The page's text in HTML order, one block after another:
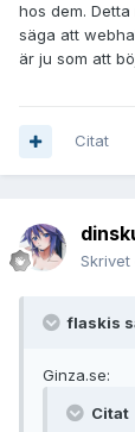
hos dem.
säga att
är ju som att
Citat
Skrivet
flaskis
Ginza.se:
Citat